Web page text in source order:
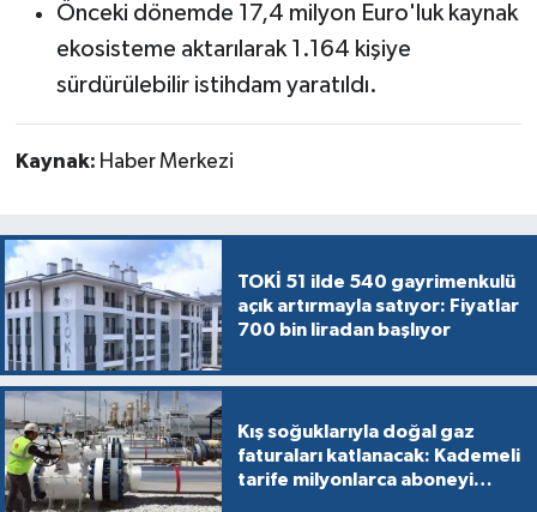
Önceki dönemde 17,4 milyon Euro'luk kaynak
ekosisteme aktarılarak 1.164 kişiye
sürdürülebilir istihdam yaratıldı.
Kaynak: Haber Merkezi
TOKİ 51 ilde 540 gayrimenkulü
açık artırmayla satıyor: Fiyatlar
700 bin liradan başlıyor
Kış soğuklarıyla doğal gaz
faturaları katlanacak: Kademeli
tarife milyonlarca aboneyi